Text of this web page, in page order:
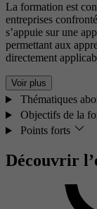
La formation est
entreprises
s’appuie sur une
permettant aux
directement
Voir plus
Thématiques
Objectifs de la
Points forts
Découvrir